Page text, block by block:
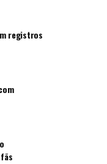
registros